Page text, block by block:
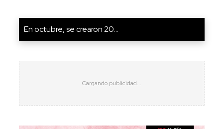
En octubre, se crearon 20...